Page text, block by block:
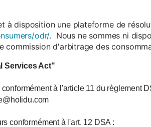
à disposition une plateforme de
odr/. Nous ne sommes ni
commission d'arbitrage des
Services Act"
à l'article 11 du règlement
conformément à l'art. 12 DSA :